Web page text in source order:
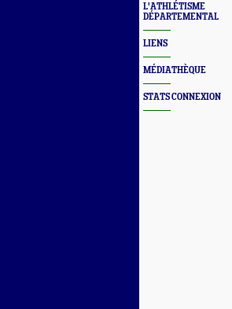
L'ATHLÉTISME
DÉPARTEMENTAL
LIENS
MÉDIATHÈQUE
STATS CONNEXION